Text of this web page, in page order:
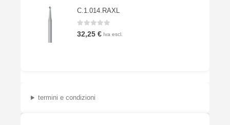
C.1.014.RAXL
0 Su 5
32,25 € Iva escl.
termini e condizioni